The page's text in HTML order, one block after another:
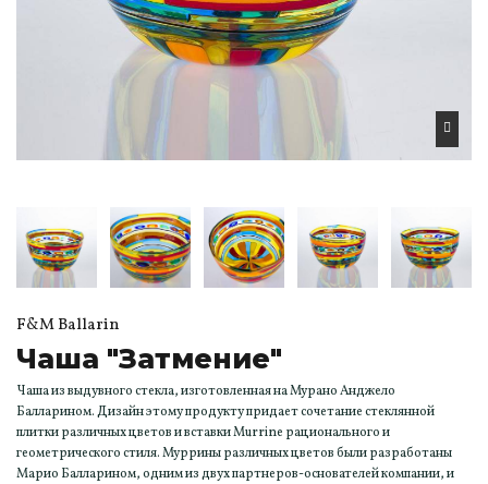
F&M Ballarin
Чаша "Затмение"
Чаша из выдувного стекла, изготовленная на Мурано Анджело
Балларином. Дизайн этому продукту придает сочетание стеклянной
плитки различных цветов и вставки Murrine рационального и
геометрического стиля. Муррины различных цветов были разработаны
Марио Балларином, одним из двух партнеров-основателей компании, и